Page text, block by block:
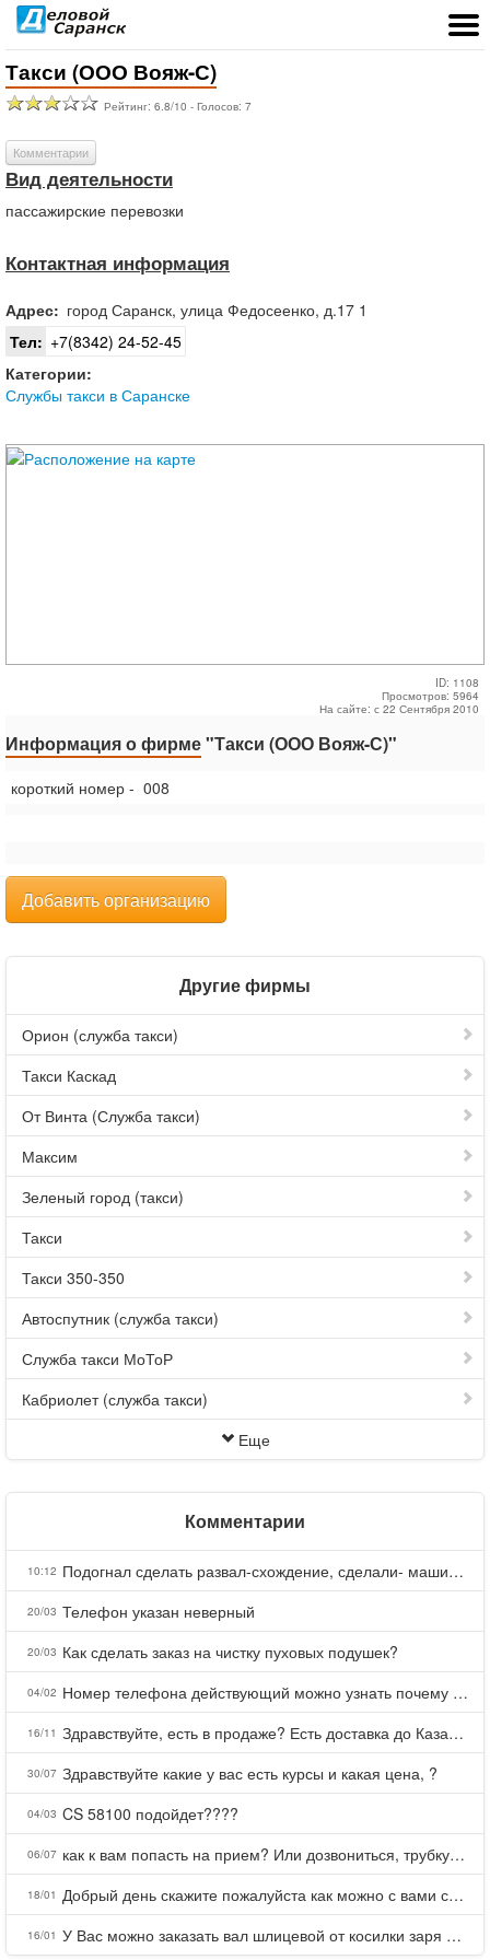
Такси (ООО Вояж-С)
Рейтинг: 6.8/10 - Голосов: 7
Комментарии
Вид деятельности
пассажирские перевозки
Контактная информация
Адрес: город Саранск, улица Федосеенко, д.17 1
Тел: +7(8342) 24-52-45
Категории:
Службы такси в Саранске
ID: 1108
Просмотров: 5964
На сайте: с 22 Сентября 2010
Информация о фирме"Такси (ООО Вояж-С)"
короткий номер - 008
Добавить организацию
Другие фирмы
Орион (служба такси)
Такси Каскад
От Винта (Служба такси)
Максим
Зеленый город (такси)
Такси
Такси 350-350
Автоспутник (служба такси)
Служба такси МоТоР
Кабриолет (служба такси)
Еще
Комментарии
10:12 Подогнал сделать развал-схождение, сделали- машина уходит на право и колеса проверил все хорошо с атмосферами ужас как можно делать авто, не ужели не берегут свою репутацию, не советую.
20/03 Телефон указан неверный
20/03 Как сделать заказ на чистку пуховых подушек?
04/02 Номер телефона действующий можно узнать почему номер неправельный
16/11 Здравствуйте, есть в продаже? Есть доставка до Казани?
30/07 Здравствуйте какие у вас есть курсы и какая цена, ?
04/03 CS 58100 подойдет????
06/07 как к вам попасть на прием? Или дозвониться, трубку не берете.
18/01 Добрый день скажите пожалуйста как можно с вами связаться . Телефон не отвечает .Заказала кухню в тц Хороший есть претензии а менеджер контактов не дает .Что делать?
16/01 У Вас можно заказать вал шлицевой от косилки заря для мтз, который соединяет мотоблок с косилкой.?